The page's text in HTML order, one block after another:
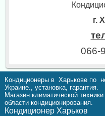
г.
066-
Кондиционеры в Харькове по
Украине., установка, гарантия.
Магазин климатической
области кондиционирования.
Кондиционер Харьков